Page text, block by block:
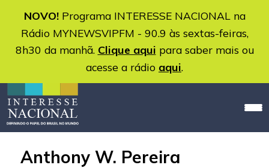
NOVO!Programa INTERESSE NACIONAL na
Rádio MYNEWSVIPFM - 90.9 às sextas-feiras,
8h30 da manhã. Clique aqui para saber mais ou
acesse a rádio aqui.
Anthony W. Pereira